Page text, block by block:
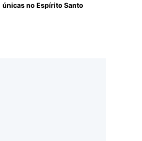
únicas no Espírito Santo